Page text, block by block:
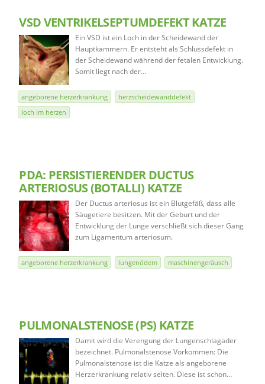
VSD VENTRIKELSEPTUMDEFEKT KATZE
Ein VSD ist ein Loch in der Scheidewand der
Hauptkammern. Er entsteht als Schlussdefekt in
der Scheidewand während der fetalen Entwicklung.
Somit liegt nach der…
angeborene herzerkrankung
herzscheidewanddefekt
loch im herzen
PDA: PERSISTIERENDER DUCTUS
ARTERIOSUS (BOTALLI) KATZE
Der Ductus arteriosus ist ein Blutgefäß, dass alle
Säugetiere besitzen. Mit der Geburt und der
Entwicklung der Lunge verschließt sich dieser Gang
zum Ligamentum arteriosum.
angeborene herzerkrankung lungenödem maschinengeräusch
PULMONALSTENOSE (PS) KATZE
Damit wird die Verengung der Lungenschlagader
bezeichnet. Pulmonalstenose Vorkommen: Die
Pulmonalstenose ist die Katze als angeborene
Herzerkrankung relativ selten. Diese ist schon…